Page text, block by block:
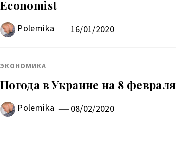
Economist
Polemika 16/01/2020
ЭКОНОМИКА
Погода в Украине на 8 февраля
Polemika 08/02/2020